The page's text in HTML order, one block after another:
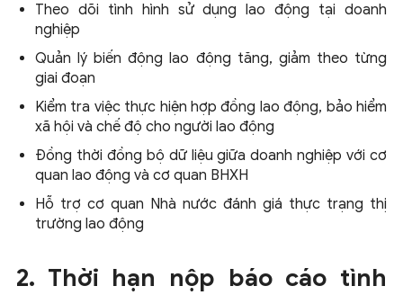
Theo dõi tình hình sử dụng lao động tại doanh
nghiệp
Quản lý biến động lao động tăng, giảm theo từng
giai đoạn
Kiểm tra việc thực hiện hợp đồng lao động, bảo hiểm
xã hội và chế độ cho người lao động
Đồng thời đồng bộ dữ liệu giữa doanh nghiệp với cơ
quan lao động và cơ quan BHXH
Hỗ trợ cơ quan Nhà nước đánh giá thực trạng thị
trường lao động
2. Thời hạn nộp báo cáo tình